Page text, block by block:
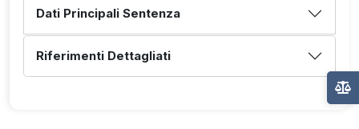
Dati Principali Sentenza
Riferimenti Dettagliati